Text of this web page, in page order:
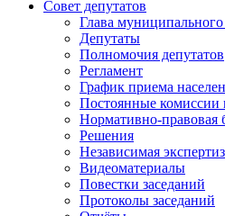
Совет депутатов
Глава муниципального
Депутаты
Полномочия депутатов
Регламент
График приема
Постоянные комиссии
Нормативно-правовая
Решения
Независимая
Видеоматериалы
Повестки заседаний
Протоколы заседаний